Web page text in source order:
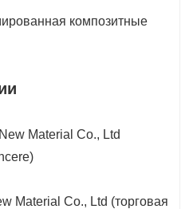
Material Co., Ltd (торговая